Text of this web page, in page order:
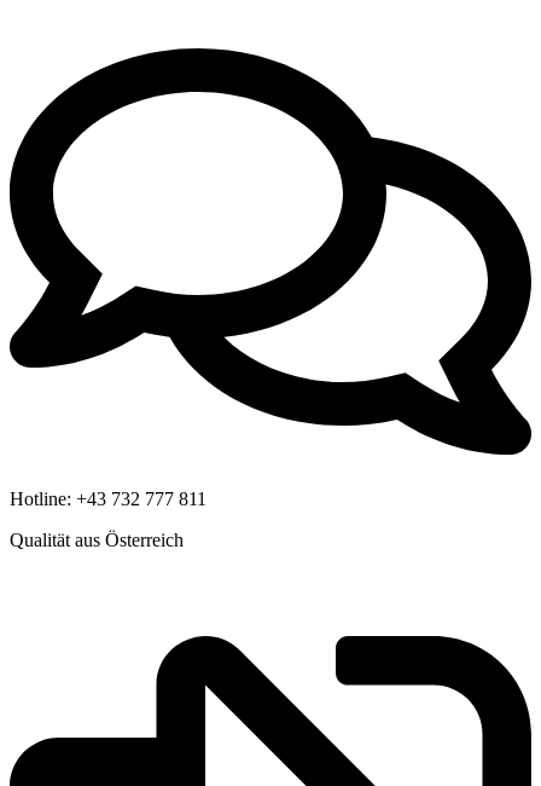
Hotline: +43 732 777 811
Qualität aus Österreich